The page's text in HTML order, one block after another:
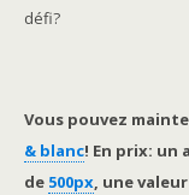
défi?
Vous pouvez
& blanc! En prix: un
de 500px, une valeur